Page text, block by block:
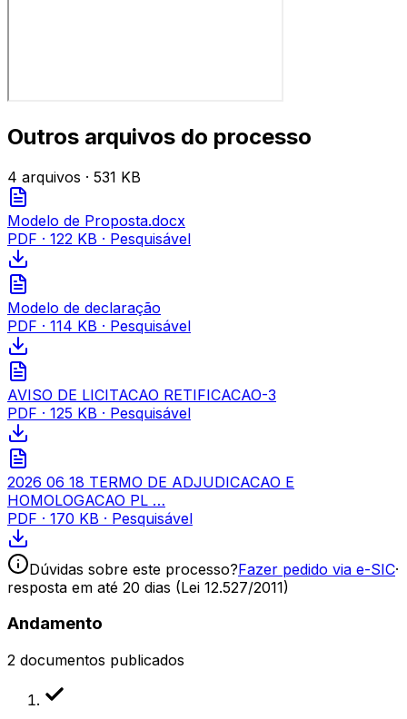
Outros arquivos do processo
4 arquivos · 531 KB
Modelo de Proposta.docx
PDF · 122 KB · Pesquisável
Modelo de declaração
PDF · 114 KB · Pesquisável
AVISO DE LICITACAO RETIFICACAO-3
PDF · 125 KB · Pesquisável
2026 06 18 TERMO DE ADJUDICACAO E
HOMOLOGACAO PL …
PDF · 170 KB · Pesquisável
Dúvidas sobre este processo?Fazer pedido via e-SIC·
resposta em até 20 dias (Lei 12.527/2011)
Andamento
2 documentos publicados